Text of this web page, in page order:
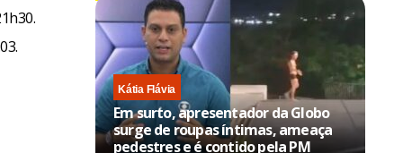
Kátia Flávia
Em surto, apresentador da Globo
surge de roupas íntimas, ameaça
pedestres e é contido pela PM